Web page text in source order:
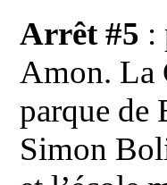
Arrêt #5 :
Amon. La
parque de
Simon